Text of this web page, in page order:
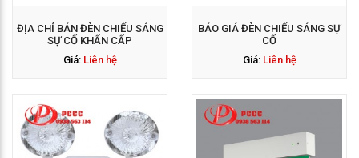
ĐỊA CHỈ BÁN ĐÈN CHIẾU SÁNG
SỰ CỐ KHẨN CẤP
Giá: Liên hệ
BÁO GIÁ ĐÈN CHIẾU SÁNG SỰ
CỐ
Giá: Liên hệ